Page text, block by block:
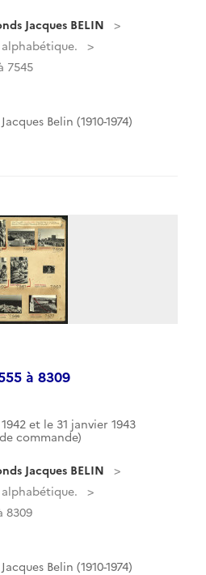
Jacques BELIN
7545
Belin (1910-1974)
à 8309
et le 31 janvier 1943
commande)
Jacques BELIN
8309
Belin (1910-1974)